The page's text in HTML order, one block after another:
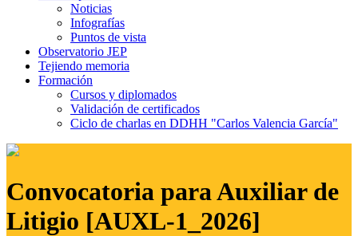
Noticias
Infografías
Puntos de vista
Observatorio JEP
Tejiendo memoria
Formación
Cursos y diplomados
Validación de certificados
Ciclo de charlas en DDHH "Carlos Valencia García"
Convocatoria para Auxiliar de
Litigio [AUXL-1_2026]